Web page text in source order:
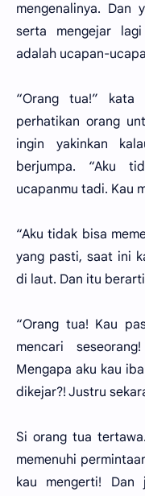
mengenalinya. Dan
serta mengejar
adalah ucapan-
“Orang tua!” kata
perhatikan orang
ingin yakinkan
berjumpa. “Aku
ucapanmu tadi. Kau
“Aku tidak bisa
yang pasti, saat ini
di laut. Dan itu
“Orang tua! Kau
mencari
Mengapa aku kau
dikejar?! Justru
Si orang tua
memenuhi
kau mengerti! Dan